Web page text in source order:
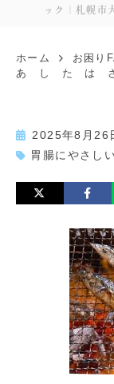
ック｜札幌市
ホーム お困り
あ し た は
2025年8月26
胃腸にやさし